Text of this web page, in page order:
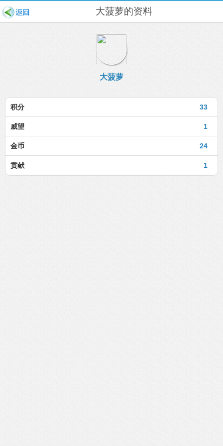
大菠萝的资料
大菠萝
33
积分
1
威望
24
金币
1
贡献